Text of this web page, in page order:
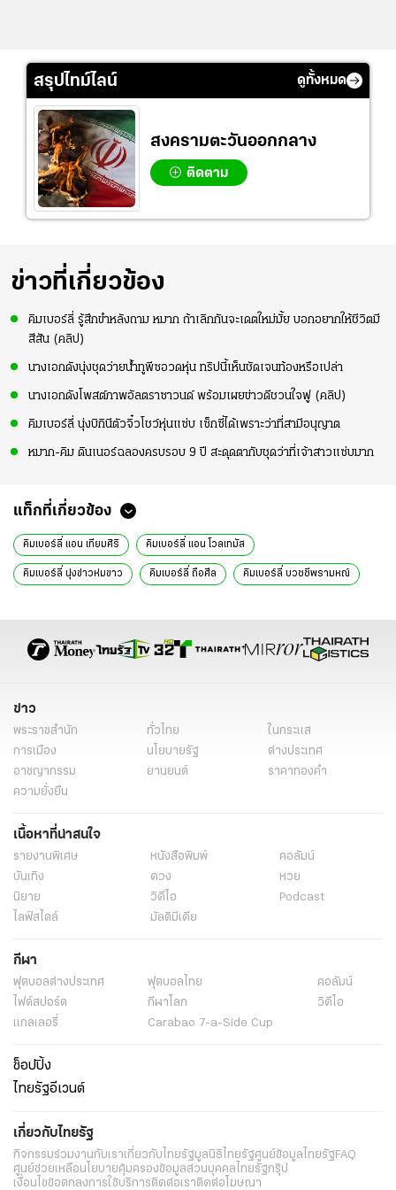
สรุปไทม์ไลน์ ดูทั้งหมด
สงครามตะวันออกกลาง
ติดตาม
ข่าวที่เกี่ยวข้อง
คิมเบอร์ลี่ รู้สึกขำหลังถาม หมาก ถ้าเลิกกันจะเดตใหม่มั้ย บอกอยากให้ชีวิตมี
สีสัน (คลิป)
นางเอกดังนุ่งชุดว่ายน้ำทูพีซอวดหุ่น ทริปนี้เห็นชัดเจนท้องหรือเปล่า
นางเอกดังโพสต์ภาพอัลตราซาวนด์ พร้อมเผยข่าวดีชวนใจฟู (คลิป)
คิมเบอร์ลี่ นุ่งบิกินีตัวจิ๋วโชว์หุ่นแซ่บ เซ็กซี่ได้เพราะว่าที่สามีอนุญาต
หมาก-คิม ดินเนอร์ฉลองครบรอบ 9 ปี สะดุดตากับชุดว่าที่เจ้าสาวแซ่บมาก
แท็กที่เกี่ยวข้อง
คิมเบอร์ลี่ แอน เทียมศิริ คิมเบอร์ลี่ แอน โวลเทมัส
คิมเบอร์ลี่ นุ่งข่าวห่มขาว คิมเบอร์ลี่ ถือศีล คิมเบอร์ลี่ บวชชีพรามหณ์
ข่าว
พระราชสำนัก ทั่วไทย
ในกระแส
การเมือง
นโยบายรัฐ
ต่างประเทศ
อาชญากรรม
ยานยนต์
ราคาทองคำ
ความยั่งยืน
เนื้อหาที่น่าสนใจ
รายงานพิเศษ หนังสือพิมพ์
คอลัมน์
บันเทิง
ดวง
หวย
นิยาย
วิดีโอ
Podcast
ไลฟ์สไตล์
มัลติมีเดีย
กีฬา
ฟุตบอลต่่างประเทศ ฟุตบอลไทย
คอลัมน์
ไฟต์สปอร์ต
กีฬาโลก
วิดีโอ
แกลเลอรี่
Carabao 7-a-Side Cup
ช็อปปิ้ง
ไทยรัฐอีเวนต์
เกี่ยวกับไทยรัฐ
กิจกรรมร่วมงานกับเราเกี่ยวกับไทยรัฐมูลนิธิไทยรัฐศูนย์ข้อมูลไทยรัฐFAQ
ศูนย์ช่วยเหลือนโยบายคุ้มครองข้อมูลส่วนบุคคลไทยรัฐกรุ๊ป
เงื่อนไขข้อตกลงการใช้บริการติดต่อเราติดต่อโฆษณา